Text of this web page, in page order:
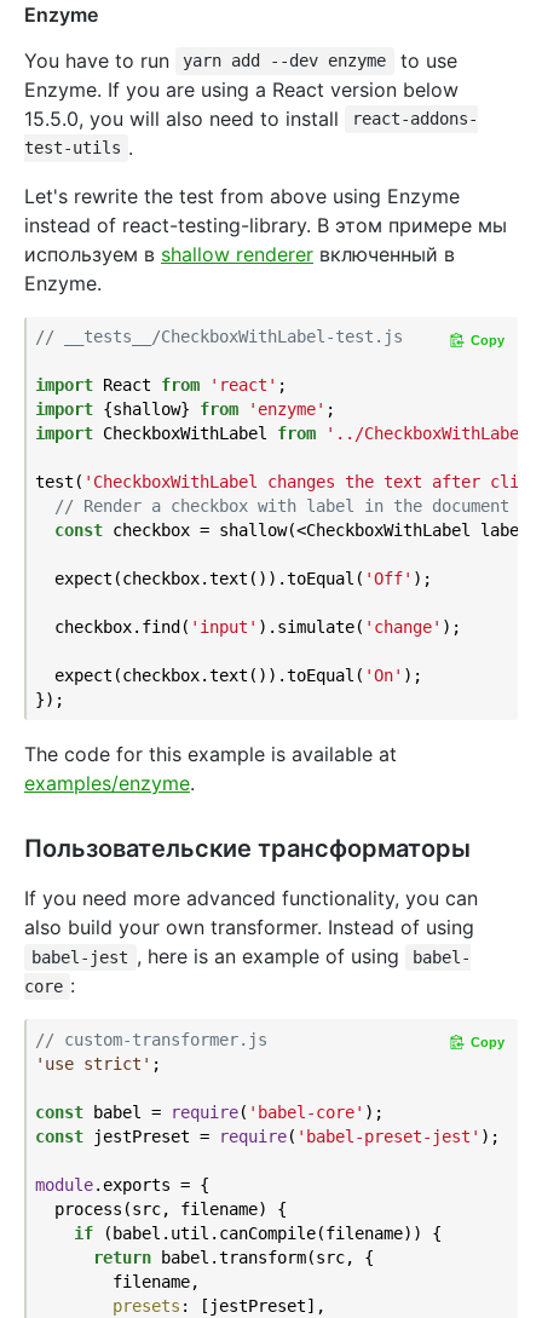
Enzyme
You have to run
yarn add --dev enzyme
to use
Enzyme. If you are using a React version below
15.5.0, you will also need to install
react-addons-
test-utils .
Let's rewrite the test from above using Enzyme
instead of react-testing-library. В этом примере мы
используем в shallow renderer включенный в
Enzyme.
// __tests__/CheckboxWithLabel-test.js
import React from 'react'
import {shallow} from 'enzyme'
import CheckboxWithLabel from '../CheckboxWithLabel'
test( 'CheckboxWithLabel changes the text after
// Render a checkbox with label in the document
const checkbox = shallow(<CheckboxWithLabel
  expect(checkbox.text()).toEqual(
'Off' );
  checkbox.find(
'input' ).simulate( 'change' );
  expect(checkbox.text()).toEqual(
'On' );
Copy
The code for this example is available at
examples/enzyme.
Пользовательские трансформаторы
If you need more advanced functionality, you can
also build your own transformer. Instead of using
babel-jest , here is an example of using
babel-
core :
// custom-transformer.js
'use strict' ;
const babel = require( 'babel-core'
const jestPreset = require( 'babel-preset-jest' );
module.exports = {
  process(src, filename) {
if (babel.util.canCompile(filename)) {
return babel.transform(src, {
        filename,
presets : [jestPreset],
Copy